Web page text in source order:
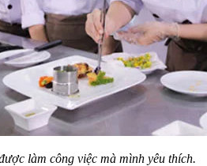
làm công việc mà mình yêu thích.